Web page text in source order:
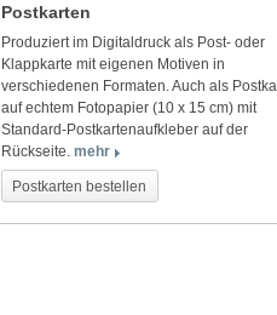
Postkarten
Produziert im Digitaldruck als Post- oder
Klappkarte mit eigenen Motiven in
verschiedenen Formaten. Auch als
auf echtem Fotopapier (10 x 15 cm) mit
Standard-Postkartenaufkleber auf der
Rückseite. mehr
Postkarten bestellen